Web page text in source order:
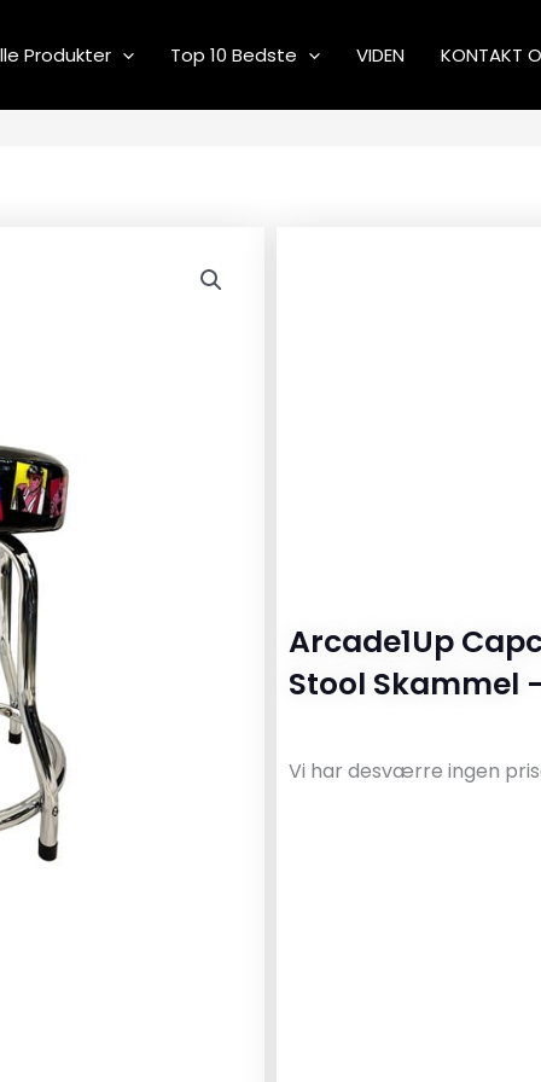
Produkter Top 10 Bedste VIDEN KONTAKT
Arcade1Up
Stool Skammel
Vi har desværre ingen